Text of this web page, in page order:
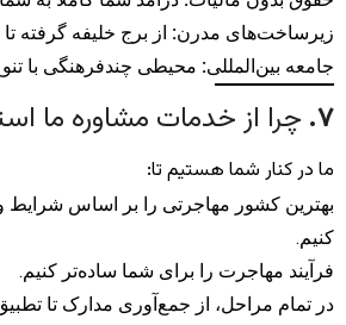
زیرساخت‌های مدرن: از برج خلیفه گرفته
جامعه بین‌المللی: محیطی چندفرهنگی با
۷. چرا از خدمات مشاوره ما
ما در کنار شما هستیم تا:
بهترین کشور مهاجرتی را بر اساس شرایط
کنیم.
فرآیند مهاجرت را برای شما ساده‌تر کنیم.
در تمام مراحل، از جمع‌آوری مدارک تا